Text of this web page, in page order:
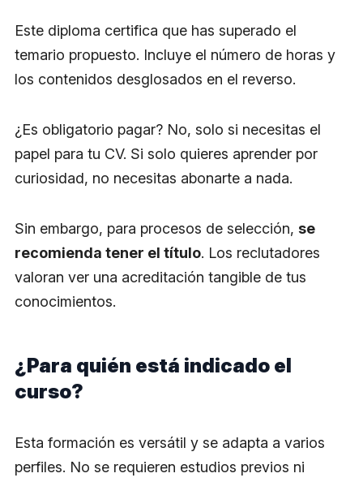
Este diploma certifica que has superado el
temario propuesto. Incluye el número de horas y
los contenidos desglosados en el reverso.
¿Es obligatorio pagar? No, solo si necesitas el
papel para tu CV. Si solo quieres aprender por
curiosidad, no necesitas abonarte a nada.
Sin embargo, para procesos de selección, se
recomienda tener el título. Los reclutadores
valoran ver una acreditación tangible de tus
conocimientos.
¿Para quién está indicado el
curso?
Esta formación es versátil y se adapta a varios
perfiles. No se requieren estudios previos ni